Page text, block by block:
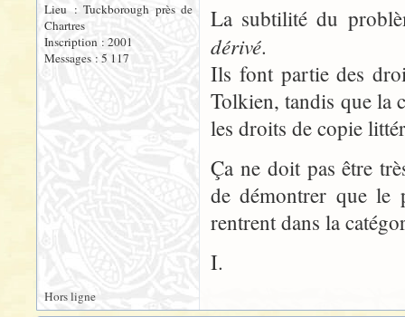
Lieu : Tuckborough près de
Chartres
Inscription : 2001
Messages : 5 117
La subtilité du
dérivé.
Ils font partie des
Tolkien, tandis que la
les droits de copie
Ça ne doit pas être
de démontrer que le
rentrent dans la
I.
Hors ligne